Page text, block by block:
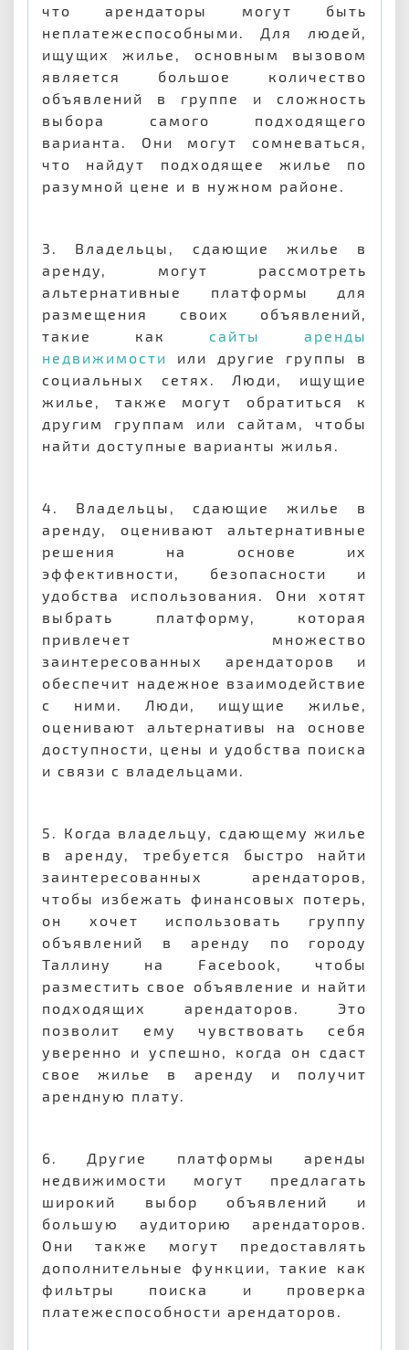
что арендаторы могут быть
неплатежеспособными. Для людей,
ищущих жилье, основным вызовом
является большое количество
объявлений в группе и сложность
выбора самого подходящего
варианта. Они могут сомневаться,
что найдут подходящее жилье по
разумной цене и в нужном районе.
3. Владельцы, сдающие жилье в
аренду, могут рассмотреть
альтернативные платформы для
размещения своих объявлений,
такие как сайты аренды
недвижимости или другие группы в
социальных сетях. Люди, ищущие
жилье, также могут обратиться к
другим группам или сайтам, чтобы
найти доступные варианты жилья.
4. Владельцы, сдающие жилье в
аренду, оценивают альтернативные
решения на основе их
эффективности, безопасности и
удобства использования. Они хотят
выбрать платформу, которая
привлечет множество
заинтересованных арендаторов и
обеспечит надежное взаимодействие
с ними. Люди, ищущие жилье,
оценивают альтернативы на основе
доступности, цены и удобства поиска
и связи с владельцами.
5. Когда владельцу, сдающему жилье
в аренду, требуется быстро найти
заинтересованных арендаторов,
чтобы избежать финансовых потерь,
он хочет использовать группу
объявлений в аренду по городу
Таллину на Facebook, чтобы
разместить свое объявление и найти
подходящих арендаторов. Это
позволит ему чувствовать себя
уверенно и успешно, когда он сдаст
свое жилье в аренду и получит
арендную плату.
6. Другие платформы аренды
недвижимости могут предлагать
широкий выбор объявлений и
большую аудиторию арендаторов.
Они также могут предоставлять
дополнительные функции, такие как
фильтры поиска и проверка
платежеспособности арендаторов.